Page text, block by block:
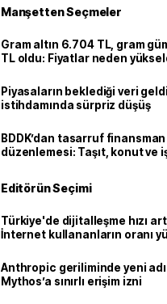
Manşetten Seçmeler
Gram altın 6.704 TL, gram
TL oldu: Fiyatlar neden
Piyasaların beklediği veri
istihdamında sürpriz düşüş
BDDK’dan tasarruf finansman
düzenlemesi: Taşıt, konut ve
Editörün Seçimi
Türkiye'de dijitalleşme hızı
İnternet kullananların oranı
Anthropic geriliminde yeni
Mythos’a sınırlı erişim izni